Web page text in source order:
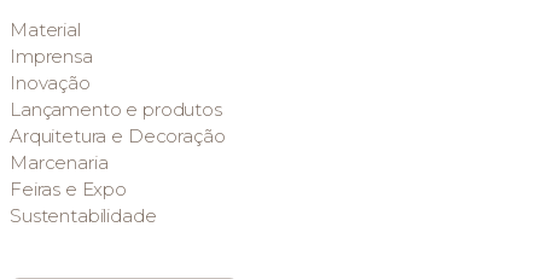
Material
Imprensa
Inovação
Lançamento e produtos
Arquitetura e Decoração
Marcenaria
Feiras e Expo
Sustentabilidade